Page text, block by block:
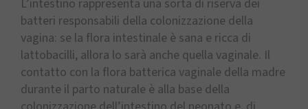
L’intestino rappresenta una sorta di riserva dei
batteri responsabili della colonizzazione della
vagina: se la flora intestinale è sana e ricca di
lattobacilli, allora lo sarà anche quella vaginale. Il
contatto con la flora batterica vaginale della madre
durante il parto naturale è alla base della